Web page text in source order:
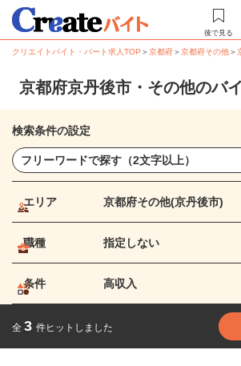
後で見る
クリエイトバイト・パート求人TOP ＞京都府＞京都府その他＞
京都府京丹後市・その他のバ
検索条件の設定
エリア 京都府その他(京丹後市)
職種 指定しない
条件 高収入
全 3 件ヒットしました